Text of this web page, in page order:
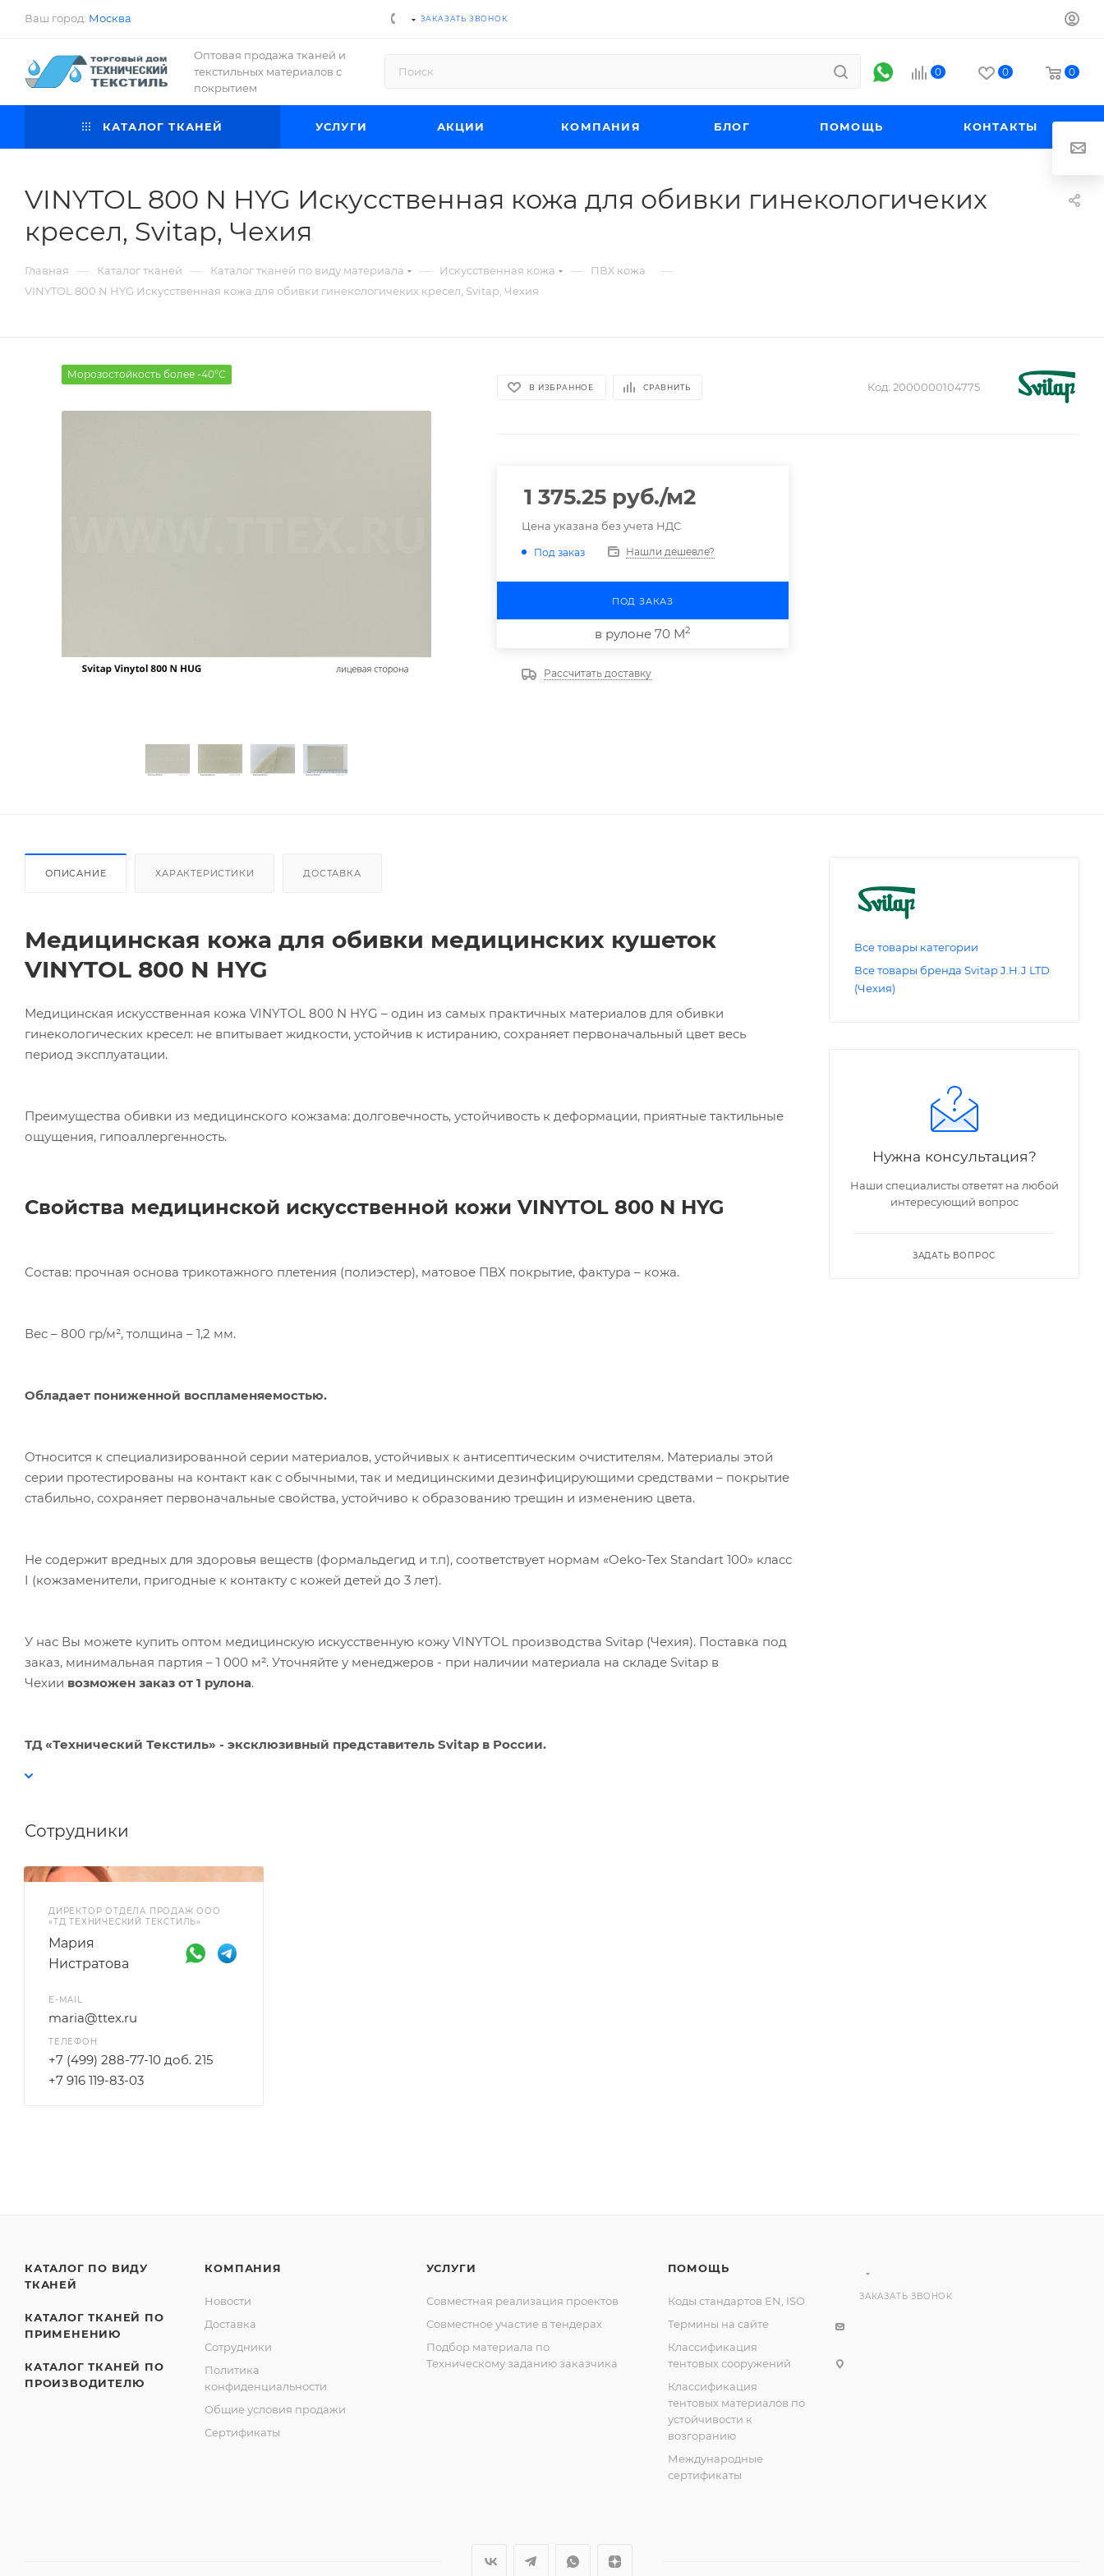
Ваш город: Москва ЗАКАЗАТЬ ЗВОНОК
Оптовая продажа тканей и
текстильных материалов с
покрытием
0 0 0
КАТАЛОГ ТКАНЕЙ УСЛУГИ АКЦИИ КОМПАНИЯ БЛОГ ПОМОЩЬ КОНТАКТЫ
VINYTOL 800 N HYG Искусственная кожа для обивки гинекологичеких
кресел, Svitap, Чехия
Главная — Каталог тканей — Каталог тканей по виду материала — Искусственная кожа — ПВХ кожа —
VINYTOL 800 N HYG Искусственная кожа для обивки гинекологичеких кресел, Svitap, Чехия
Морозостойкость более -40°С
В ИЗБРАННОЕ СРАВНИТЬ Код: 2000000104775
1 375.25 руб./м2
Цена указана без учета НДС
Под заказ Нашли дешевле?
ПОД ЗАКАЗ
в рулоне 70 М2
Рассчитать доставку
ОПИСАНИЕ ХАРАКТЕРИСТИКИ ДОСТАВКА
Медицинская кожа для обивки медицинских кушеток
VINYTOL 800 N HYG
Медицинская искусственная кожа VINYTOL 800 N HYG – один из самых практичных материалов для обивки
гинекологических кресел: не впитывает жидкости, устойчив к истиранию, сохраняет первоначальный цвет весь
период эксплуатации.
Преимущества обивки из медицинского кожзама: долговечность, устойчивость к деформации, приятные тактильные
ощущения, гипоаллергенность.
Свойства медицинской искусственной кожи VINYTOL 800 N HYG
Состав: прочная основа трикотажного плетения (полиэстер), матовое ПВХ покрытие, фактура – кожа.
Вес – 800 гр/м², толщина – 1,2 мм.
Обладает пониженной воспламеняемостью.
Относится к специализированной серии материалов, устойчивых к антисептическим очистителям. Материалы этой
серии протестированы на контакт как с обычными, так и медицинскими дезинфицирующими средствами – покрытие
стабильно, сохраняет первоначальные свойства, устойчиво к образованию трещин и изменению цвета.
Не содержит вредных для здоровья веществ (формальдегид и т.п), соответствует нормам «Oeko-Tex Standart 100» класс
I (кожзаменители, пригодные к контакту с кожей детей до 3 лет).
У нас Вы можете купить оптом медицинскую искусственную кожу VINYTOL производства Svitap (Чехия). Поставка под
заказ, минимальная партия – 1 000 м². Уточняйте у менеджеров - при наличии материала на складе Svitap в
Чехии возможен заказ от 1 рулона.
ТД «Технический Текстиль» - эксклюзивный представитель Svitap в России.
Сотрудники
ДИРЕКТОР ОТДЕЛА ПРОДАЖ ООО
«ТД ТЕХНИЧЕСКИЙ ТЕКСТИЛЬ»
Мария
Нистратова
E-MAIL
maria@ttex.ru
ТЕЛЕФОН
+7 (499) 288-77-10 доб. 215
+7 916 119-83-03
Все товары категории
Все товары бренда Svitap J.H.J LTD
(Чехия)
Нужна консультация?
Наши специалисты ответят на любой
интересующий вопрос
ЗАДАТЬ ВОПРОС
КАТАЛОГ ПО ВИДУ
ТКАНЕЙ
КАТАЛОГ ТКАНЕЙ ПО
ПРИМЕНЕНИЮ
КАТАЛОГ ТКАНЕЙ ПО
ПРОИЗВОДИТЕЛЮ
КОМПАНИЯ
Новости
Доставка
Сотрудники
Политика
конфиденциальности
Общие условия продажи
Сертификаты
УСЛУГИ
Совместная реализация проектов
Совместное участие в тендерах
Подбор материала по
Техническому заданию заказчика
ПОМОЩЬ
Коды стандартов EN, ISO
Термины на сайте
Классификация
тентовых сооружений
Классификация
тентовых материалов по
устойчивости к
возгоранию
Международные
сертификаты
ЗАКАЗАТЬ ЗВОНОК
Компания «Торговый Дом Технический Текстиль»